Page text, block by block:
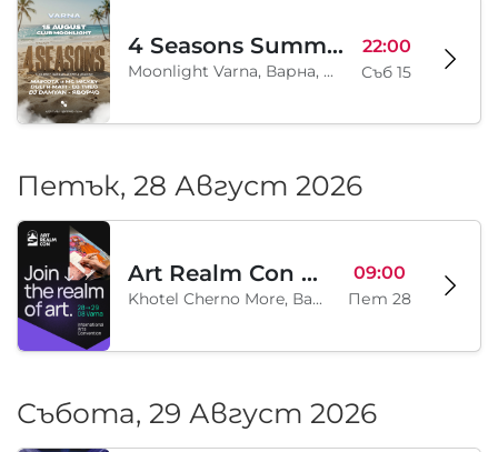
4 Seasons Summer Edition
Moonlight Varna, Варна, BG
22:00
Съб 15
Петък, 28 Август 2026
Art Realm Con 2026
Khotel Cherno More, Варна, BG
09:00
Пет 28
Събота, 29 Август 2026